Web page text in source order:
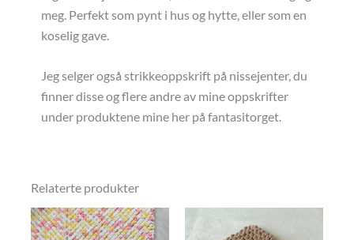
meg. Perfekt som pynt i hus og hytte, eller som en
koselig gave.
Jeg selger også strikkeoppskrift på nissejenter, du
finner disse og flere andre av mine oppskrifter
under produktene mine her på fantasitorget.
Relaterte produkter